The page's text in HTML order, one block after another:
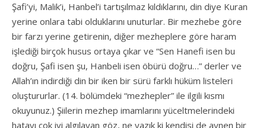
Şafi’yi, Malik’i, Hanbel’i tartışılmaz kıldıklarını, din diye Kuran
yerine onlara tabi olduklarını unuturlar. Bir mezhebe göre
bir farzı yerine getirenin, diğer mezheplere göre haram
işlediği birçok husus ortaya çıkar ve “Sen Hanefi isen bu
doğru, Şafi isen şu, Hanbeli isen öbürü doğru…” derler ve
Allah’ın indirdiği din bir iken bir sürü farklı hüküm listeleri
oluştururlar. (14. bölümdeki “mezhepler” ile ilgili kısmı
okuyunuz.) Şiilerin mezhep imamlarını yüceltmelerindeki
hatayı çok iyi algılayan göz, ne yazık ki kendisi de aynen bir